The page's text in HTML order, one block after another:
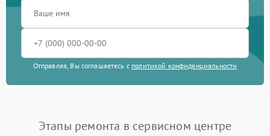
Отправляя, Вы соглашаетесь с политикой конфиденциальности
Этапы ремонта в сервисном центре